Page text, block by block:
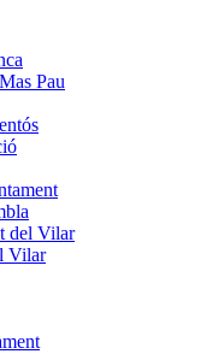
Pau
del Vilar
Vilar